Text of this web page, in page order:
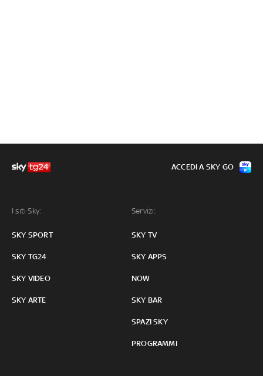
I siti Sky:
SKY SPORT
SKY TG24
SKY VIDEO
SKY ARTE
Servizi:
SKY TV
SKY APPS
NOW
SKY BAR
SPAZI SKY
PROGRAMMI
ACCEDI A SKY GO